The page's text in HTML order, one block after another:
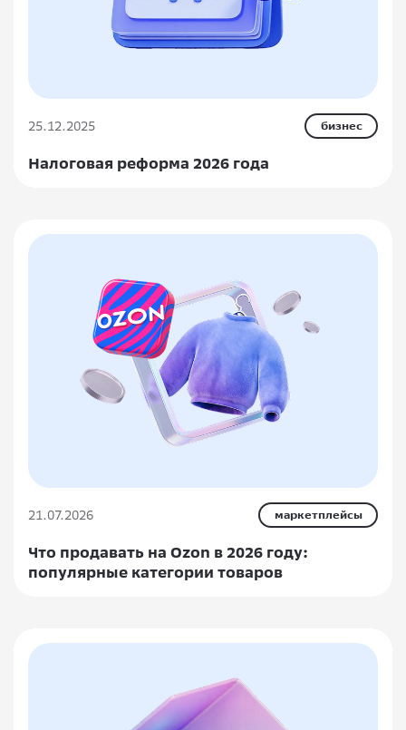
25.12.2025 бизнес
Налоговая реформа 2026 года
21.07.2026 маркетплейсы
Что продавать на Ozon в 2026 году:
популярные категории товаров